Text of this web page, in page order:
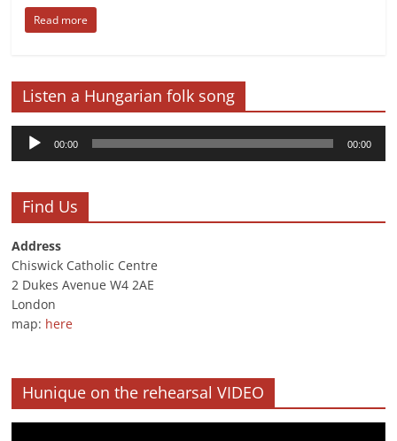
Read more
Listen a Hungarian folk song
Audio
Player
00:00 00:00
Find Us
Address
Chiswick Catholic Centre
2 Dukes Avenue W4 2AE
London
map: here
Hunique on the rehearsal VIDEO